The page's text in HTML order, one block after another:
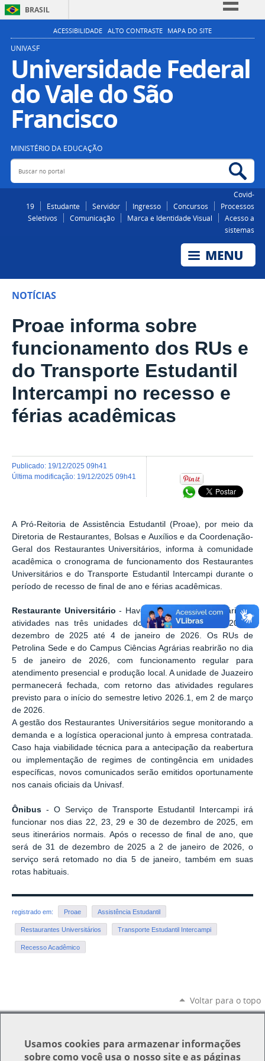
BRASIL
Simplifique!
Participe
Acesso à informação
Legislação
ACESSIBILIDADE ALTO CONTRASTE MAPA DO SITE
UNIVASF
Universidade Federal
do Vale do São
Francisco
MINISTÉRIO DA EDUCAÇÃO
Buscar no portal
Covid-
19
Estudante Servidor Ingresso Concursos
Processos
Seletivos
Comunicação Marca e Identidade Visual
Acesso a
sistemas
NOTÍCIAS
Proae informa sobre
funcionamento dos RUs e
do Transporte Estudantil
Intercampi no recesso e
férias acadêmicas
Compartilhar no
publicado: 19/12/2025 09h41
última modificação: 19/12/2025 09h41
A Pró-Reitoria de Assistência Estudantil (Proae), por meio da
Diretoria de Restaurantes, Bolsas e Auxílios e da Coordenação-
Geral dos Restaurantes Universitários, informa à comunidade
acadêmica o cronograma de funcionamento dos Restaurantes
Universitários e do Transporte Estudantil Intercampi durante o
período de recesso de final de ano e férias acadêmicas.
Restaurante Universitário - Haverá suspensão temporária de
atividades nas três unidades do RU no período de 20 de
dezembro de 2025 até 4 de janeiro de 2026. Os RUs de
Petrolina Sede e do Campus Ciências Agrárias reabrirão no dia
5 de janeiro de 2026, com funcionamento regular para
atendimento presencial e produção local. A unidade de Juazeiro
permanecerá fechada, com retorno das atividades regulares
previsto para o início do semestre letivo 2026.1, em 2 de março
de 2026.
A gestão dos Restaurantes Universitários segue monitorando a
demanda e a logística operacional junto à empresa contratada.
Caso haja viabilidade técnica para a antecipação da reabertura
ou implementação de regimes de contingência em unidades
específicas, novos comunicados serão emitidos oportunamente
nos canais oficiais da Univasf.
Ônibus - O Serviço de Transporte Estudantil Intercampi irá
funcionar nos dias 22, 23, 29 e 30 de dezembro de 2025, em
seus itinerários normais. Após o recesso de final de ano, que
será de 31 de dezembro de 2025 a 2 de janeiro de 2026, o
serviço será retomado no dia 5 de janeiro, também em suas
rotas habituais.
registrado em: Proae Assistência Estudantil
Restaurantes Universitários Transporte Estudantil Intercampi
Recesso Acadêmico
Voltar para o topo
Usamoscookies para armazenar informações
sobre como você usa o nosso site e as páginas